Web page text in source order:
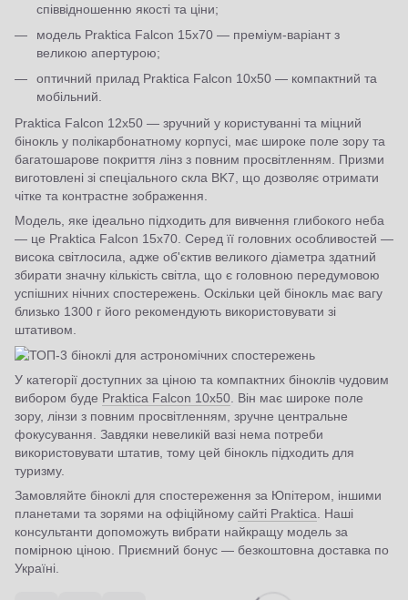
співвідношенню якості та ціни;
модель Praktica Falcon 15x70 — преміум-варіант з
великою апертурою;
оптичний прилад Praktica Falcon 10x50 — компактний та
мобільний.
Praktica Falcon 12x50 — зручний у користуванні та міцний
бінокль у полікарбонатному корпусі, має широке поле зору та
багатошарове покриття лінз з повним просвітленням. Призми
виготовлені зі спеціального скла BK7, що дозволяє отримати
чітке та контрастне зображення.
Модель, яке ідеально підходить для вивчення глибокого неба
— це Praktica Falcon 15x70. Серед її головних особливостей —
висока світлосила, адже об'єктив великого діаметра здатний
збирати значну кількість світла, що є головною передумовою
успішних нічних спостережень. Оскільки цей бінокль має вагу
близько 1300 г його рекомендують використовувати зі
штативом.
У категорії доступних за ціною та компактних біноклів чудовим
вибором буде Praktica Falcon 10x50 . Він має широке поле
зору, лінзи з повним просвітленням, зручне центральне
фокусування. Завдяки невеликій вазі нема потреби
використовувати штатив, тому цей бінокль підходить для
туризму.
Замовляйте біноклі для спостереження за Юпітером, іншими
планетами та зорями на офіційному сайті Praktica . Наші
консультанти допоможуть вибрати найкращу модель за
помірною ціною. Приємний бонус — безкоштовна доставка по
Україні.